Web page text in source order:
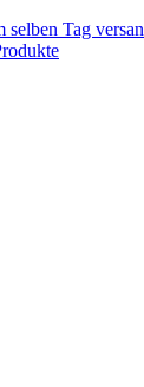
selben Tag